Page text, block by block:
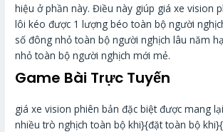
hiệu ở phần này. Điều này giúp giá xe vision
lôi kéo được 1 lượng béo toàn bộ người
số đông nhỏ toàn bộ người nghịch lâu năm
nhỏ toàn bộ người nghịch mới mẻ.
Game Bài Trực Tuyến
giá xe vision phiên bản đặc biệt được mang
nhiều trò nghịch toàn bộ khi}{đặt toàn bộ